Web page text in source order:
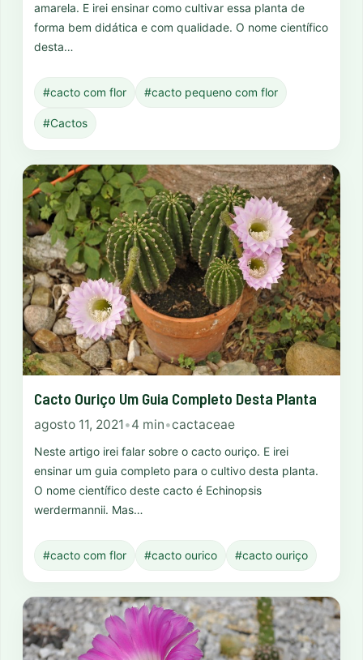
amarela. E irei ensinar como cultivar essa planta de
forma bem didática e com qualidade. O nome científico
desta…
#cacto com flor #cacto pequeno com flor
#Cactos
Cacto Ouriço Um Guia Completo Desta Planta
agosto 11, 2021 •4 min•cactaceae
Neste artigo irei falar sobre o cacto ouriço. E irei
ensinar um guia completo para o cultivo desta planta.
O nome científico deste cacto é Echinopsis
werdermannii. Mas…
#cacto com flor #cacto ourico #cacto ouriço